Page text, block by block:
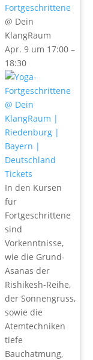
Fortgeschrittene
@ Dein
KlangRaum
Apr. 9 um 17:00 –
18:30
Tickets
In den Kursen
für
Fortgeschrittene
sind
Vorkenntnisse,
wie die Grund-
Asanas der
Rishikesh-Reihe,
der Sonnengruss,
sowie die
Atemtechniken
tiefe
Bauchatmung,